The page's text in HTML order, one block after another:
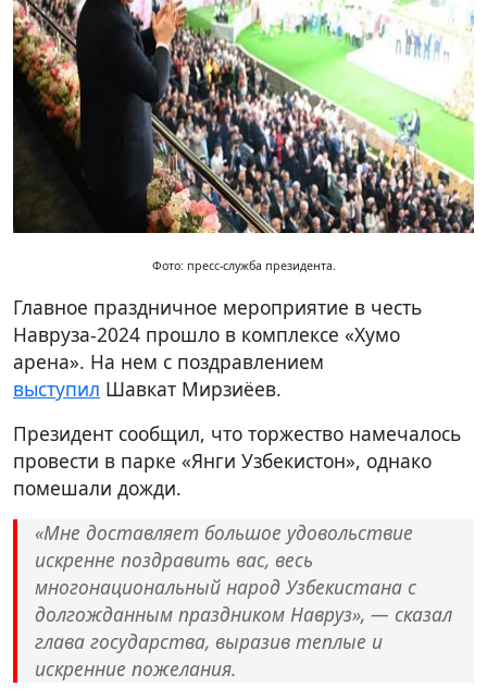
Фото: пресс-служба президента.
Главное праздничное мероприятие в честь
Навруза-2024 прошло в комплексе «Хумо
арена». На нем с поздравлением
выступил Шавкат Мирзиёев.
Президент сообщил, что торжество намечалось
провести в парке «Янги Узбекистон», однако
помешали дожди.
«Мне доставляет большое удовольствие
искренне поздравить вас, весь
многонациональный народ Узбекистана с
долгожданным праздником Навруз», — сказал
глава государства, выразив теплые и
искренние пожелания.